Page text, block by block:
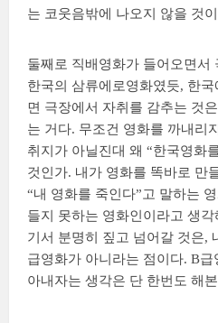
는 코웃음밖에 나오지 않을 것
둘째로 직배영화가 들어오면서
한국의 삼류에로영화였듯, 한
면 극장에서 자취를 감추는 것
는 거다. 무조건 영화를 까내리
취지가 아닐진대 왜 “한국영화
것인가. 내가 영화를 똑바로 만
“내 영화를 죽인다”고 말하는
들지 못하는 영화인이라고 생
기서 분명히 짚고 넘어갈 것은,
급영화가 아니라는 점이다. B
아내자는 생각은 단 한번도 해